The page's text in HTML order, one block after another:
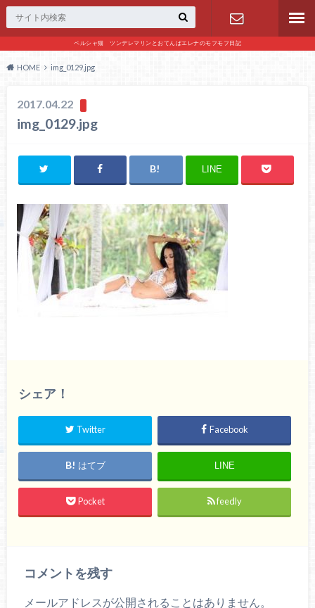
ペルシャ猫 ツンデレマリンとおてんばエレナのモフモフ日記
お問い合わ
HOME img_0129.jpg
2017.04.22
img_0129.jpg
LINE
シェア！
Twitter Facebook
はてブ LINE
Pocket feedly
コメントを残す
メールアドレスが公開されることはありません。